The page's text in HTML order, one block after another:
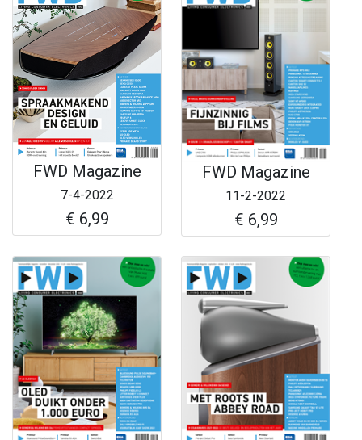
FWD Magazine
7-4-2022
€ 6,99
FWD Magazine
11-2-2022
€ 6,99